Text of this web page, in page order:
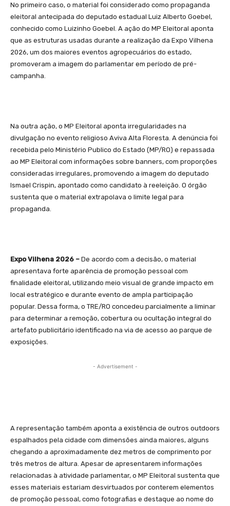
No primeiro caso, o material foi considerado como propaganda
eleitoral antecipada do deputado estadual Luiz Alberto Goebel,
conhecido como Luizinho Goebel. A ação do MP Eleitoral aponta
que as estruturas usadas durante a realização da Expo Vilhena
2026, um dos maiores eventos agropecuários do estado,
promoveram a imagem do parlamentar em período de pré-
campanha.
Na outra ação, o MP Eleitoral aponta irregularidades na
divulgação no evento religioso Aviva Alta Floresta. A denúncia foi
recebida pelo Ministério Publico do Estado (MP/RO) e repassada
ao MP Eleitoral com informações sobre banners, com proporções
consideradas irregulares, promovendo a imagem do deputado
Ismael Crispin, apontado como candidato à reeleição. O órgão
sustenta que o material extrapolava o limite legal para
propaganda.
Expo Vilhena 2026 – De acordo com a decisão, o material
apresentava forte aparência de promoção pessoal com
finalidade eleitoral, utilizando meio visual de grande impacto em
local estratégico e durante evento de ampla participação
popular. Dessa forma, o TRE/RO concedeu parcialmente a liminar
para determinar a remoção, cobertura ou ocultação integral do
artefato publicitário identificado na via de acesso ao parque de
exposições.
- Advertisement -
A representação também aponta a existência de outros outdoors
espalhados pela cidade com dimensões ainda maiores, alguns
chegando a aproximadamente dez metros de comprimento por
três metros de altura. Apesar de apresentarem informações
relacionadas à atividade parlamentar, o MP Eleitoral sustenta que
esses materiais estariam desvirtuados por conterem elementos
de promoção pessoal, como fotografias e destaque ao nome do